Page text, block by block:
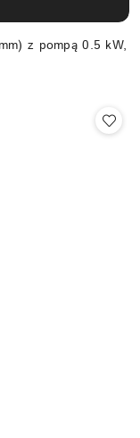
z pompą 0.5 kW,